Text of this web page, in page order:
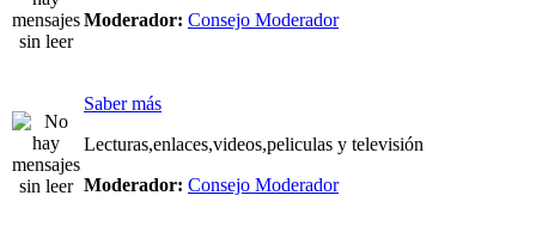
Moderador: Consejo Moderador
Saber más
Lecturas,enlaces,videos,peliculas y televisión
Moderador: Consejo Moderador